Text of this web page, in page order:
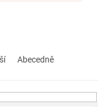
Abecedně